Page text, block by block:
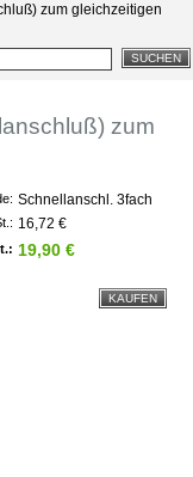
zum gleichzeitigen
zum
Schnellanschl. 3fach
16,72 €
19,90 €